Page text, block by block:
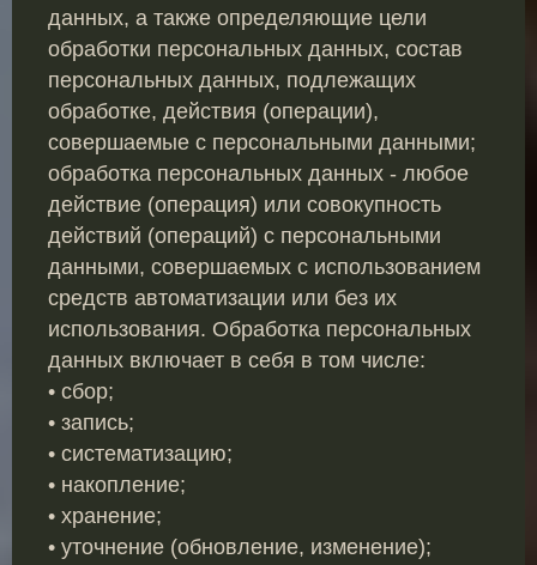
данных, а также определяющие цели
обработки персональных данных, состав
персональных данных, подлежащих
обработке, действия (операции),
совершаемые с персональными данными;
обработка персональных данных - любое
действие (операция) или совокупность
действий (операций) с персональными
данными, совершаемых с использованием
средств автоматизации или без их
использования. Обработка персональных
данных включает в себя в том числе:
• сбор;
• запись;
• систематизацию;
• накопление;
• хранение;
• уточнение (обновление, изменение);